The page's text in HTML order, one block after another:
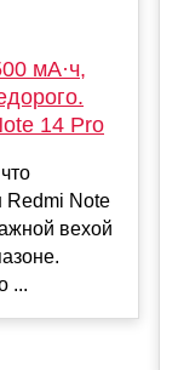
мА·ч,
14 Pro
Redmi Note
вехой
...